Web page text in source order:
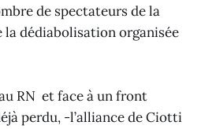
de spectateurs de la
dédiabolisation organisée
RN et face à un front
perdu, -l’alliance de Ciotti